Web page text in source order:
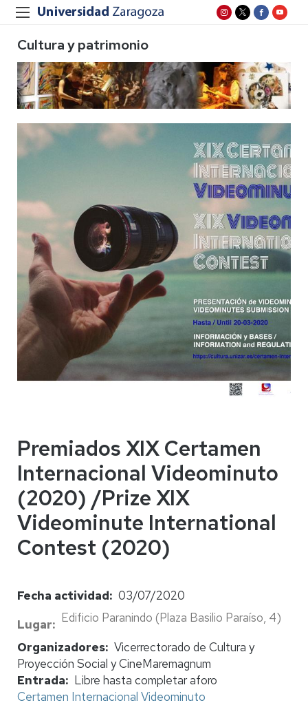
Cultura y patrimonio
Premiados XIX Certamen
Internacional Videominuto
(2020) /Prize XIX
Videominute International
Contest (2020)
Fecha actividad
03/07/2020
Lugar
Edificio Paranindo (Plaza Basilio Paraíso, 4)
Organizadores Vicerrectorado de Cultura y
Proyección Social y CineMaremagnum
Entrada
Libre hasta completar aforo
Certamen Internacional Videominuto